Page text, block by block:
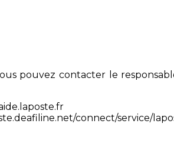
pouvez contacter le
connect/service/